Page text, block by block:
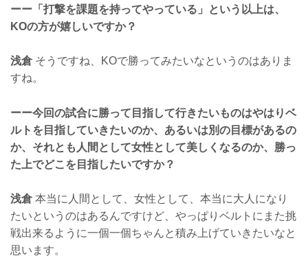
ーー「打撃を課題を持ってやっている」という以上は、
KOの方が嬉しいですか？
浅倉そうですね、KOで勝ってみたいなというのはありま
すね。
ーー今回の試合に勝って目指して行きたいものはやはりベ
ルトを目指していきたいのか、あるいは別の目標があるの
か、それとも人間として女性として美しくなるのか、勝っ
た上でどこを目指したいですか？
浅倉本当に人間として、女性として、本当に大人になり
たいというのはあるんですけど、やっぱりベルトにまた挑
戦出来るように一個一個ちゃんと積み上げていきたいなと
思います。